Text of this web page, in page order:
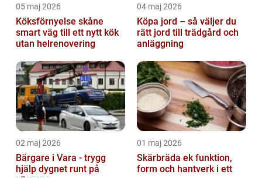
05 maj 2026
Köksförnyelse skåne
smart väg till ett nytt kök
utan helrenovering
04 maj 2026
Köpa jord – så väljer du
rätt jord till trädgård och
anläggning
02 maj 2026
Bärgare i Vara - trygg
hjälp dygnet runt på
01 maj 2026
Skärbräda ek funktion,
form och hantverk i ett